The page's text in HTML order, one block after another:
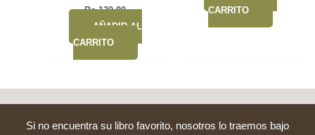
Bs.130,00
AÑADIR AL
CARRITO
CARRITO
Si no encuentra su libro favorito, nosotros lo traemos bajo